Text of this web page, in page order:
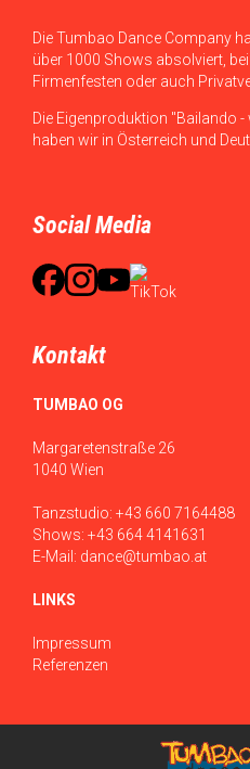
Die Tumbao Dance Company
über 1000 Shows absolviert,
Firmenfesten oder auch
Die Eigenproduktion "Bailando -
haben wir in Österreich und
Social Media
Kontakt
TUMBAO OG
Margaretenstraße 26
1040 Wien
Tanzstudio: +43 660 7164488
Shows: +43 664 4141631
E-Mail: dance@tumbao.at
LINKS
Impressum
Referenzen